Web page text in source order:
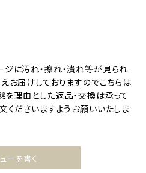
に汚れ・擦れ・潰れ等が見られ
お届けしておりますのでこちらは
理由とした返品・交換は承って
くださいますようお願いいたしま
ーを書く